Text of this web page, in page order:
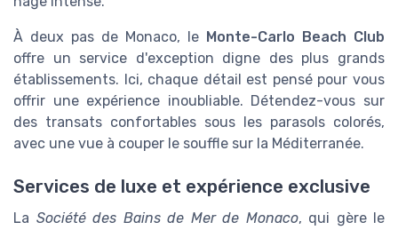
À deux pas de Monaco, le Monte-Carlo Beach Club
offre un service d'exception digne des plus grands
établissements. Ici, chaque détail est pensé pour vous
offrir une expérience inoubliable. Détendez-vous sur
des transats confortables sous les parasols colorés,
avec une vue à couper le souffle sur la Méditerranée.
Services de luxe et expérience exclusive
La Société des Bains de Mer de Monaco, qui gère le